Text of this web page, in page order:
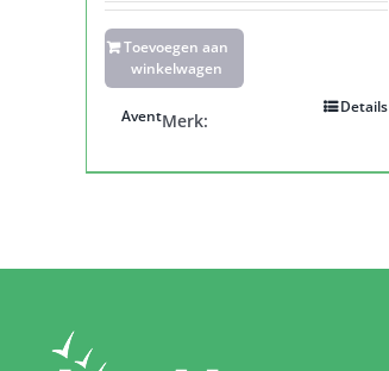
Toevoegen aan
winkelwagen
Details
Merk:
Avent